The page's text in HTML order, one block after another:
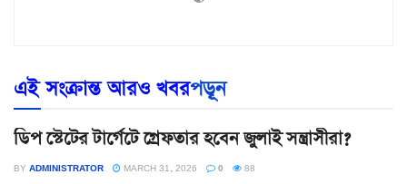
এই সংক্রান্ত আরও খবরপড়ূন
ডিপ স্টেটের টার্গেটে গ্রেফতার হবেন জুলাই সন্ত্রাসীরা?
BY ADMINISTRATOR MARCH 31, 2026 0 88